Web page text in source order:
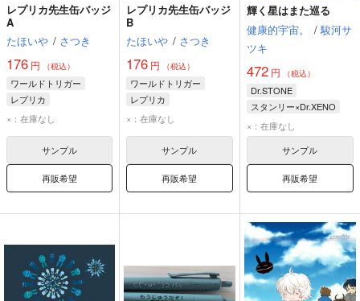
レプリカ先生缶バッジ
A
たほいや / さつき
176 円 （税込）
ワールドトリガー
レプリカ
×：在庫なし
サンプル
再販希望
レプリカ先生缶バッジ
B
たほいや / さつき
176 円 （税込）
ワールドトリガー
レプリカ
×：在庫なし
サンプル
再販希望
輝く星はまた巡る
健康的宇宙。
/ 駿河サ
ツキ
472円 （税込）
Dr.STONE
スタンリー×Dr.XENO
スタンリー・スナイダー
Dr.XENO
×：在庫なし
サンプル
再販希望